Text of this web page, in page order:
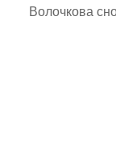
Волочкова